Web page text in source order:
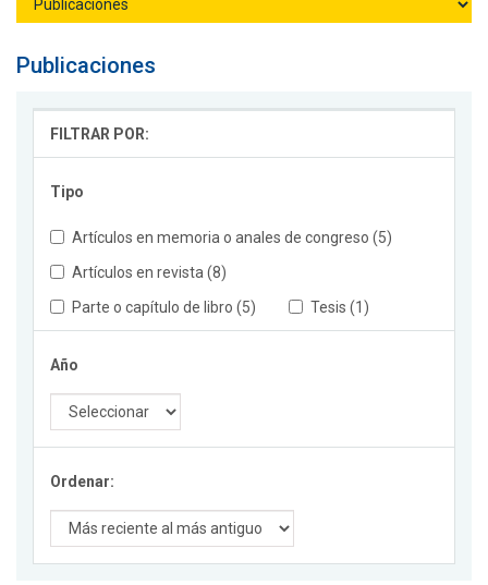
Publicaciones
FILTRAR POR:
Tipo
Artículos en memoria o anales de congreso (5)
Artículos en revista (8)
Parte o capítulo de libro (5)
Tesis (1)
Año
Ordenar: